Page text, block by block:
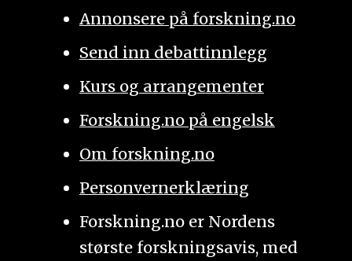
Annonsere på forskning.no
Send inn debattinnlegg
Kurs og arrangementer
Forskning.no på engelsk
Om forskning.no
Personvernerklæring
Forskning.no er Nordens
største forskningsavis, med